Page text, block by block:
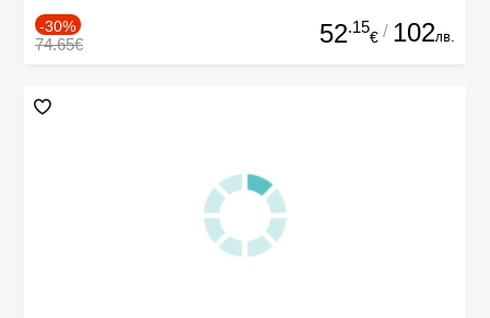
-30%
74.65€ 52.15
€ / 102лв.